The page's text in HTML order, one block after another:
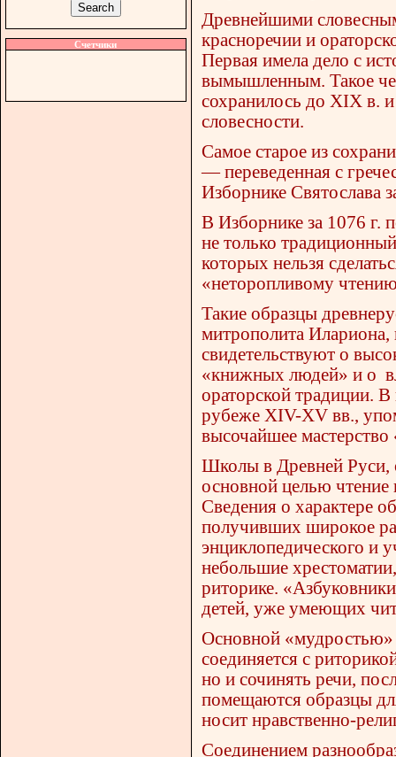
Счетчики
Древнейшими
красноречии и
Первая имела дело с
вымышленным. Такое
сохранилось до XIX в.
словесности.
Самое старое из
— переведенная с
Изборнике Святослава
В Изборнике за 1076 г.
не только
которых нельзя
«неторопливому
Такие образцы
митрополита Илариона,
свидетельствуют о
«книжных людей» и о
ораторской традиции.
рубеже XIV-XV вв.,
высочайшее
Школы в Древней Руси,
основной целью чтение
Сведения о характере
получивших широкое
энциклопедического и
небольшие
риторике.
детей, уже умеющих
Основной «мудростью»
соединяется с
но и сочинять речи,
помещаются образцы
носит нравственно-
Соединением